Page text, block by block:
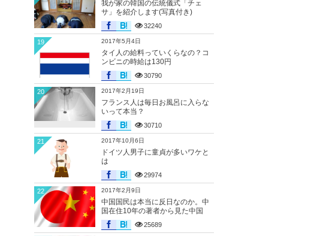
我が家の韓国の伝統儀式「チェ
サ」を紹介します(写真付き)
32240
2017年5月4日
タイ人の給料っていくらなの？コ
ンビニの時給は130円
30790
19
2017年2月19日
フランス人は毎日お風呂に入らな
いって本当？
30710
20
2017年10月6日
ドイツ人男子に童貞が多いワケと
は
29974
21
2017年2月9日
中国国民は本当に反日なのか。中
国在住10年の著者から見た中国
25689
22